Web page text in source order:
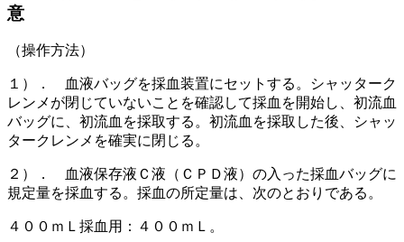
意
（操作方法）
１）． 血液バッグを採血装置にセットする。シャッターク
レンメが閉じていないことを確認して採血を開始し、初流血
バッグに、初流血を採取する。初流血を採取した後、シャッ
タークレンメを確実に閉じる。
２）． 血液保存液Ｃ液（ＣＰＤ液）の入った採血バッグに
規定量を採血する。採血の所定量は、次のとおりである。
４００ｍＬ採血用：４００ｍＬ。